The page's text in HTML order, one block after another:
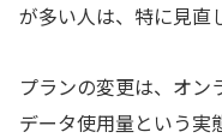
が多い人は、特に見直
プランの変更は、オン
データ使用量という実